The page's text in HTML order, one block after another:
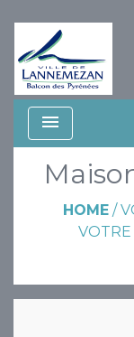
menu
HOME /